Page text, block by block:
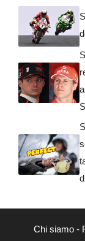
Chi siamo-